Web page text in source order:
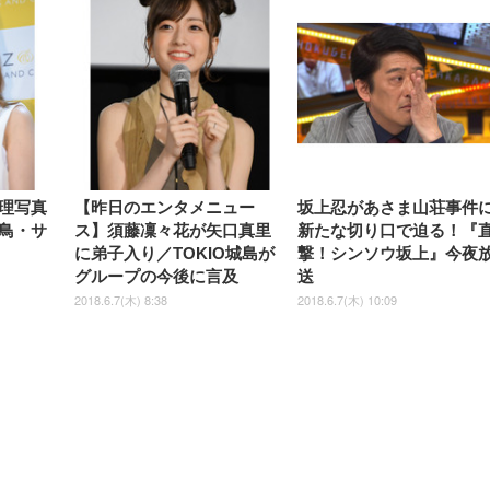
写真
・サ
【昨日のエンタメニュー
ス】須藤凜々花が矢口真里
に弟子入り／TOKIO城島が
グループの今後に言及
2018.6.7(木) 8:38
坂上忍があさま山荘事件
新たな切り口で迫る！『
撃！シンソウ坂上』今夜
送
2018.6.7(木) 10:09